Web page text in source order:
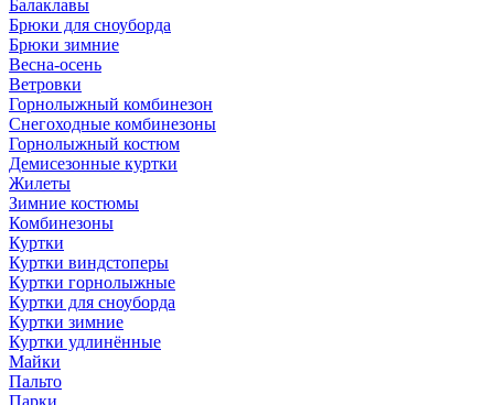
Балаклавы
Брюки для сноуборда
Брюки зимние
Весна-осень
Ветровки
Горнолыжный комбинезон
Снегоходные комбинезоны
Горнолыжный костюм
Демисезонные куртки
Жилеты
Зимние костюмы
Комбинезоны
Куртки
Куртки виндстоперы
Куртки горнолыжные
Куртки для сноуборда
Куртки зимние
Куртки удлинённые
Майки
Пальто
Парки